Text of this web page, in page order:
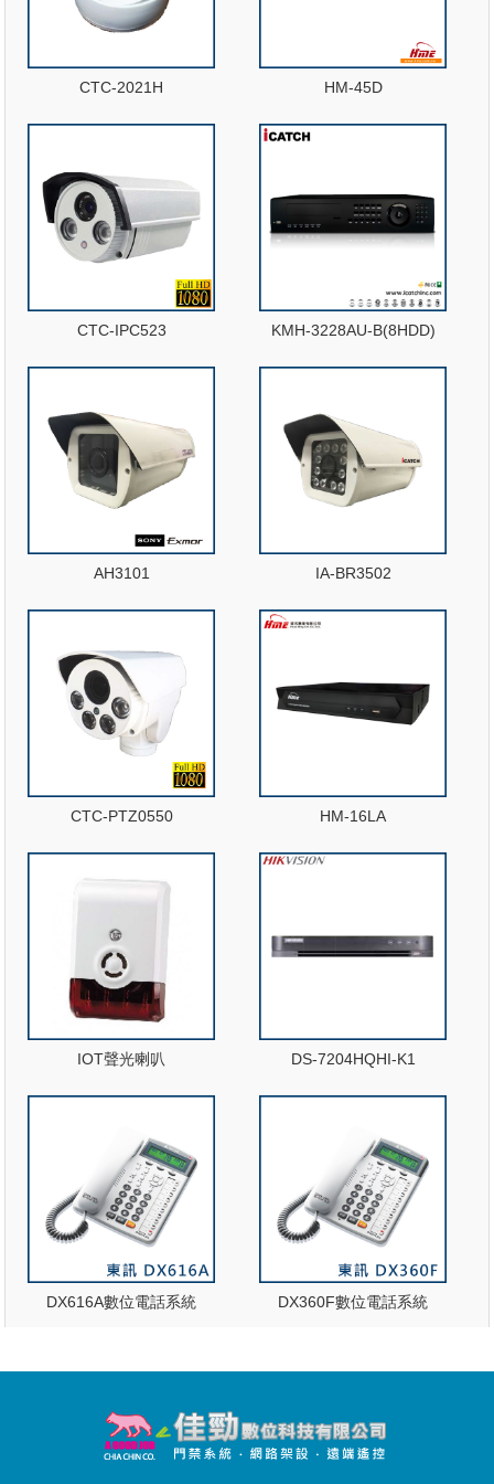
CTC-2021H HM-45D
CTC-IPC523 KMH-3228AU-B(8HDD)
AH3101 IA-BR3502
CTC-PTZ0550 HM-16LA
IOT聲光喇叭 DS-7204HQHI-K1
DX616A數位電話系統 DX360F數位電話系統